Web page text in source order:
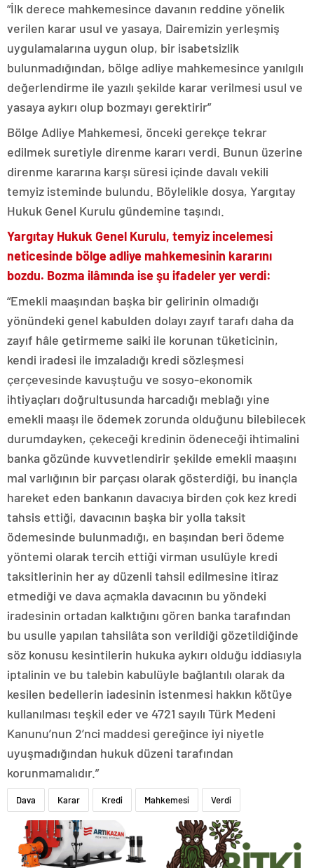
“İlk derece mahkemesince davanın reddine yönelik
verilen karar usul ve yasaya, Dairemizin yerleşmiş
uygulamalarına uygun olup, bir isabetsizlik
bulunmadığından, bölge adliye mahkemesince yanılgılı
değerlendirme ile yazılı şekilde karar verilmesi usul ve
yasaya aykırı olup bozmayı gerektirir”
Bölge Adliye Mahkemesi, önceki gerekçe tekrar
edilmek suretiyle direnme kararı verdi. Bunun üzerine
direnme kararına karşı süresi içinde davalı vekili
temyiz isteminde bulundu. Böylelikle dosya, Yargıtay
Hukuk Genel Kurulu gündemine taşındı.
Yargıtay Hukuk Genel Kurulu, temyiz incelemesi
neticesinde bölge adliye mahkemesinin kararını
bozdu. Bozma ilâmında ise şu ifadeler yer verdi:
“Emekli maaşından başka bir gelirinin olmadığı
yönündeki genel kabulden dolayı zayıf tarafı daha da
zayıf hâle getirmeme saiki ile korunan tüketicinin,
kendi iradesi ile imzaladığı kredi sözleşmesi
çerçevesinde kavuştuğu ve sosyo-ekonomik
ihtiyaçları doğrultusunda harcadığı meblağı yine
emekli maaşı ile ödemek zorunda olduğunu bilebilecek
durumdayken, çekeceği kredinin ödeneceği ihtimalini
banka gözünde kuvvetlendirir şekilde emekli maaşını
mal varlığının bir parçası olarak gösterdiği, bu inançla
hareket eden bankanın davacıya birden çok kez kredi
tahsis ettiği, davacının başka bir yolla taksit
ödemesinde bulunmadığı, en başından beri ödeme
yöntemi olarak tercih ettiği virman usulüyle kredi
taksitlerinin her ay düzenli tahsil edilmesine itiraz
etmediği ve dava açmakla davacının bu yöndeki
iradesinin ortadan kalktığını gören banka tarafından
bu usulle yapılan tahsilâta son verildiği gözetildiğinde
söz konusu kesintilerin hukuka aykırı olduğu iddiasıyla
iptalinin ve bu talebin kabulüyle bağlantılı olarak da
kesilen bedellerin iadesinin istenmesi hakkın kötüye
kullanılması teşkil eder ve 4721 sayılı Türk Medeni
Kanunu’nun 2’nci maddesi gereğince iyi niyetle
uyuşmadığından hukuk düzeni tarafından
korunmamalıdır.”
Dava Karar Kredi Mahkemesi Verdi